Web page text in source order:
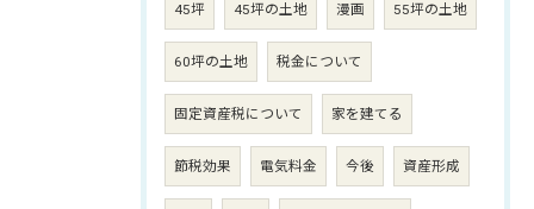
45坪 45坪の土地 漫画 55坪の土地
60坪の土地 税金について
固定資産税について 家を建てる
節税効果 電気料金 今後 資産形成